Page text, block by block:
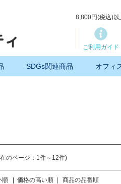
8,800円(税込)
ご利用ガイド
SDGs関連商品 オフィ
のページ：1件～12件)
順 価格の高い順 商品の品番順